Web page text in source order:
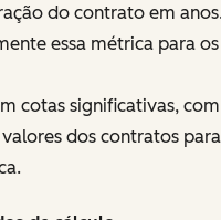
do contrato em
essa métrica para
cotas significativas,
dos contratos